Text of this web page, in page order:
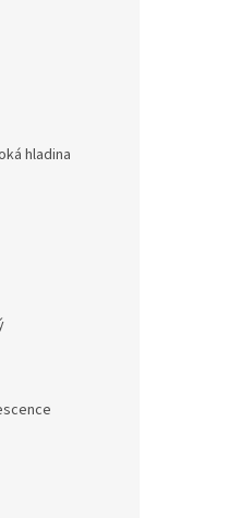
hladina